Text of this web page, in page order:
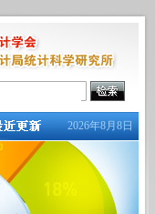
2026年8月8日